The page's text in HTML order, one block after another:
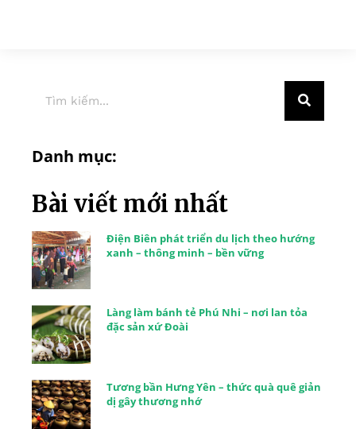
Danh mục:
Bài viết mới nhất
Điện Biên phát triển du lịch theo hướng
xanh – thông minh – bền vững
Làng làm bánh tẻ Phú Nhi – nơi lan tỏa
đặc sản xứ Đoài
Tương bần Hưng Yên – thức quà quê giản
dị gây thương nhớ